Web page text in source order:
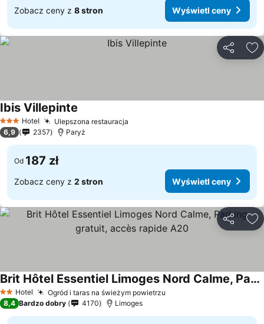
Zobacz ceny z 8 stron Wyświetl ceny
3 Kategoria
Hotel Ulepszona restauracja
Ibis Villepinte
6,9 2357 Paryż
Od 187 zł
Zobacz ceny z 2 stron Wyświetl ceny
2 Kategoria
Hotel Ogród i taras na świeżym powietrzu
Brit Hôtel Essentiel Limoges Nord Calme, Parking gratuit, accès rapide A20
8,4 Bardzo dobry 4170 Limoges